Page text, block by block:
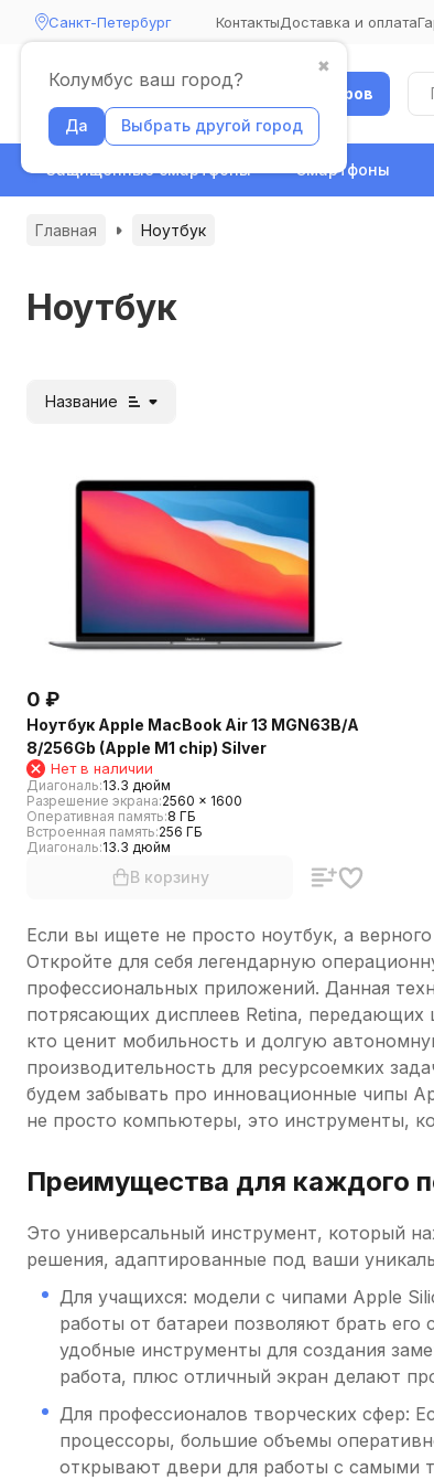
Санкт-Петербург
✖
Колумбус ваш город?
Да Выбрать другой город
КонтактыДоставка и оплата
Каталог товаров
Защищенные смартфоны Смартфоны
Главная Ноутбук
Ноутбук
Название
0 ₽
Ноутбук Apple MacBook Air 13 MGN63B/A
8/256Gb (Apple M1 chip) Silver
Нет в наличии
Диагональ:13.3 дюйм
Разрешение экрана:2560 × 1600
Оперативная память:8 ГБ
Встроенная память:256 ГБ
Диагональ:13.3 дюйм
В корзину
Если вы ищете не просто ноутбук, а
Откройте для себя легендарную
профессиональных приложений. Данная
потрясающих дисплеев Retina, передающих
кто ценит мобильность и долгую
производительность для ресурсоемких
будем забывать про инновационные чипы
не просто компьютеры, это инструменты,
Преимущества для каждого
Это универсальный инструмент, который
решения, адаптированные под ваши
Для учащихся: модели с чипами Apple
работы от батареи позволяют брать
удобные инструменты для создания
работа, плюс отличный экран делают
Для профессионалов творческих сфер:
процессоры, большие объемы
открывают двери для работы с самыми